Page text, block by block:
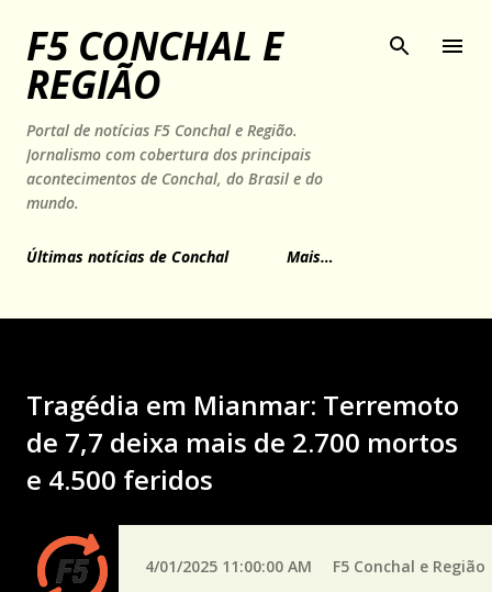
Pular para o conteúdo principal
F5 CONCHAL E
REGIÃO
Portal de notícias F5 Conchal e Região.
Jornalismo com cobertura dos principais
acontecimentos de Conchal, do Brasil e do
mundo.
Últimas notícias de Conchal Mais…
Tragédia em Mianmar: Terremoto
de 7,7 deixa mais de 2.700 mortos
e 4.500 feridos
4/01/2025 11:00:00 AM F5 Conchal e Região